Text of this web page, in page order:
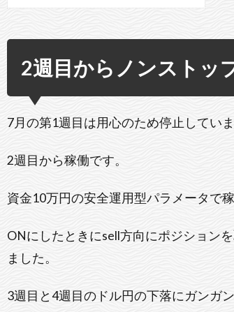
2週目からノンストッ
7月の第1週目は用心のため停止していま
2週目から稼働です。
資金10万円の安全運用型パラメータで稼
ONにしたときにsell方向にポジション
ました。
3週目と4週目のドル円の下落にガンガ